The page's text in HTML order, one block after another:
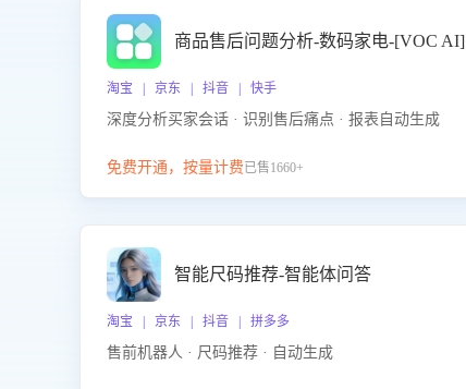
商品售后问题分析-数码家电-[VOC AI]
淘宝 | 京东 | 抖音 | 快手
深度分析买家会话 · 识别售后痛点 · 报表自动生成
免费开通，按量计费已售1660+
智能尺码推荐-智能体问答
淘宝 | 京东 | 抖音 | 拼多多
售前机器人 · 尺码推荐 · 自动生成